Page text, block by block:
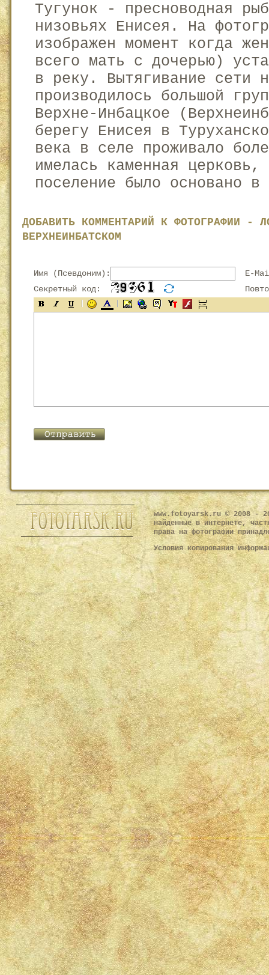
Тугунок - пресноводная
низовьях Енисея. На
изображен момент когда
всего мать с дочерью)
в реку. Вытягивание сети
производилось большой
Верхне-Инбацкое
берегу Енисея в
века в селе проживало
имелась каменная
поселение было основано
ДОБАВИТЬ КОММЕНТАРИЙ К ФОТОГРАФИИ -
ВЕРХНЕИНБАТСКОМ
Имя (Псевдоним):
E-
Секретный код:
www.fotoyarsk.ru © 2008 -
найденные в интернете,
права на фотографии
Условия копирования